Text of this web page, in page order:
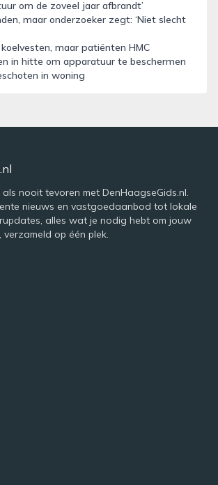
om de zoveel jaar afbrandt’
maar onderzoeker zegt: ‘Niet slecht
maar patiënten HMC
in hitte om apparatuur te beschermen
in woning
nooit tevoren met DenHaagseGids.nl.
nieuws en vastgoedaanbod tot lokale
alles wat je nodig hebt om jouw
op één plek.